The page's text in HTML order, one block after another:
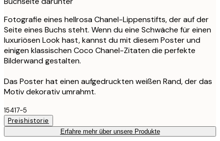
Fotografie eines hellrosa Chanel-Lippenstifts, der auf der
Seite eines Buchs steht. Wenn du eine Schwäche für einen
luxuriösen Look hast, kannst du mit diesem Poster und
einigen klassischen Coco Chanel-Zitaten die perfekte
Bilderwand gestalten.
Das Poster hat einen aufgedruckten weißen Rand, der das
Motiv dekorativ umrahmt.
15417-5
Preishistorie
Erfahre mehr über unsere Produkte